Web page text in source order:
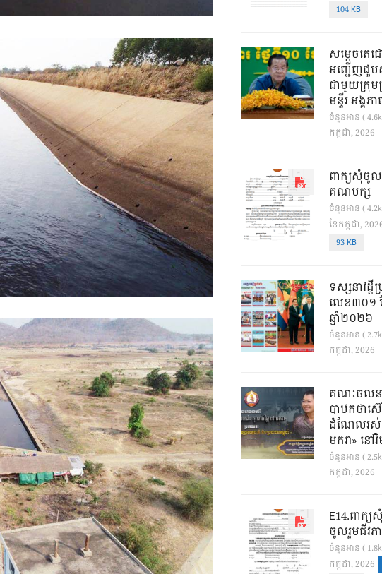
104 KB
សម្តេចតេ
អញ្ជើញ
ជាមួយក្រុមប្
មន្ទីរ អង្គភ
ចំនួនអាន (
កក្កដា, 2026
ពាក្យសុំចូ
គណបក្ស
ចំនួនអាន (
ខែ​កក្កដា,
93 KB
ទស្សនាវដ្ដី
លេខ៣០១
ឆ្នាំ២០២៦
ចំនួនអាន (
កក្កដា, 2026
គណៈចលន
បាឋកថាស៊េ
ដំណែលរស់
មករា» នៅ
ចំនួនអាន (
កក្កដា, 2026
E14.ពាក្យ
ចូលរួមជីវភ
ចំនួនអាន (
កក្កដា, 2026